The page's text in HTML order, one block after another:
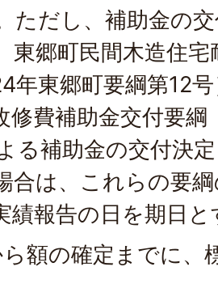
ただし、補助金の
東郷町民間木造住
年東郷町要綱第12
修費補助金交付要
る補助金の交付決
合は、これらの要
績報告の日を期日
額の確定までに、